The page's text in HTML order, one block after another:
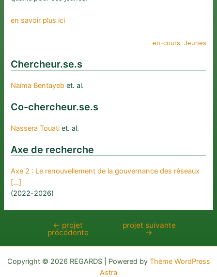
en savoir plus ici
en-cours, Jeunes
Chercheur.se.s
Naïma Bentayeb et. al.
Co-chercheur.se.s
Nassera Touati et. al.
Axe de recherche
Axe 2 : Le renouvellement de la gouvernance des réseaux
[…]
(2022-2026)
Navigation
l’article
← projet
précédente
projet suivante
→
Copyright © 2026 REGARDS | Powered by Thème WordPress
Astra